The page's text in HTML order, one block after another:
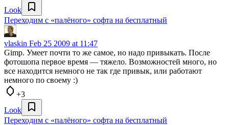
Look
Переходим с «палёного» софта на бесплатный
vlaskin Feb 25 2009 at 11:47
Gimp. Умеет почти то же самое, но надо привыкать. После
фотошопа первое время — тяжело. Возможностей много, но
все находится немного не так где привык, или работают
немного по своему :)
+3
Look
Переходим с «палёного» софта на бесплатный